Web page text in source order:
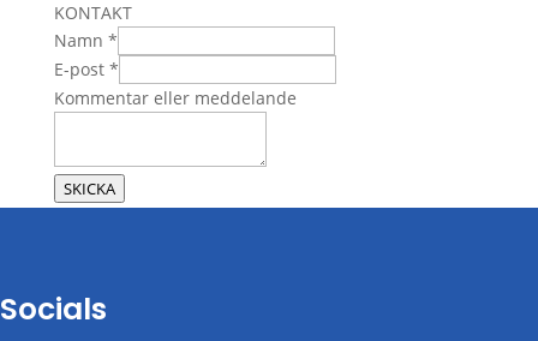
KONTAKT
Namn *
eller
Namn
E-post *
Kommentar eller meddelande
SKICKA
Socials